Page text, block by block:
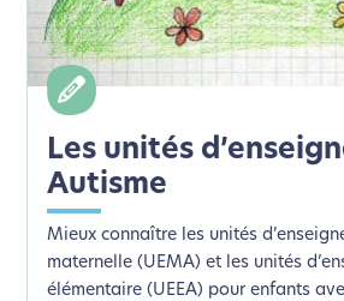
Les unités
Autisme
Mieux connaître les unités
maternelle (UEMA) et les unités
élémentaire (UEEA) pour enfants